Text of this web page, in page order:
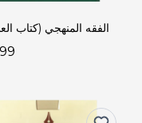
الفقه المنهجي (كتاب